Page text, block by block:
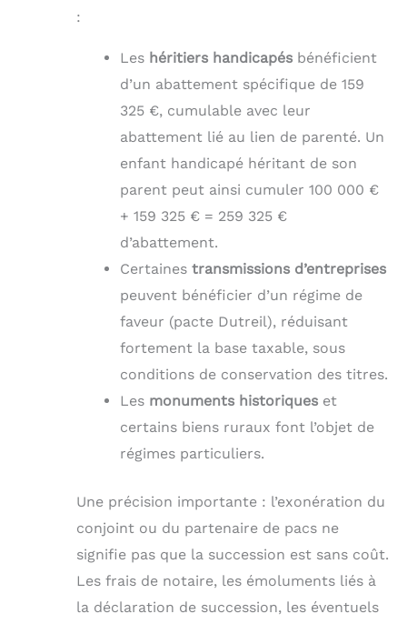
:
Les héritiers handicapés bénéficient
d’un abattement spécifique de 159
325 €, cumulable avec leur
abattement lié au lien de parenté. Un
enfant handicapé héritant de son
parent peut ainsi cumuler 100 000 €
+ 159 325 € = 259 325 €
d’abattement.
Certaines transmissions d’entreprises
peuvent bénéficier d’un régime de
faveur (pacte Dutreil), réduisant
fortement la base taxable, sous
conditions de conservation des titres.
Les monuments historiques et
certains biens ruraux font l’objet de
régimes particuliers.
Une précision importante : l’exonération du
conjoint ou du partenaire de pacs ne
signifie pas que la succession est sans coût.
Les frais de notaire, les émoluments liés à
la déclaration de succession, les éventuels